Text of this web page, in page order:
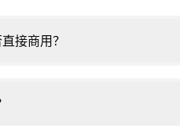
接商用？